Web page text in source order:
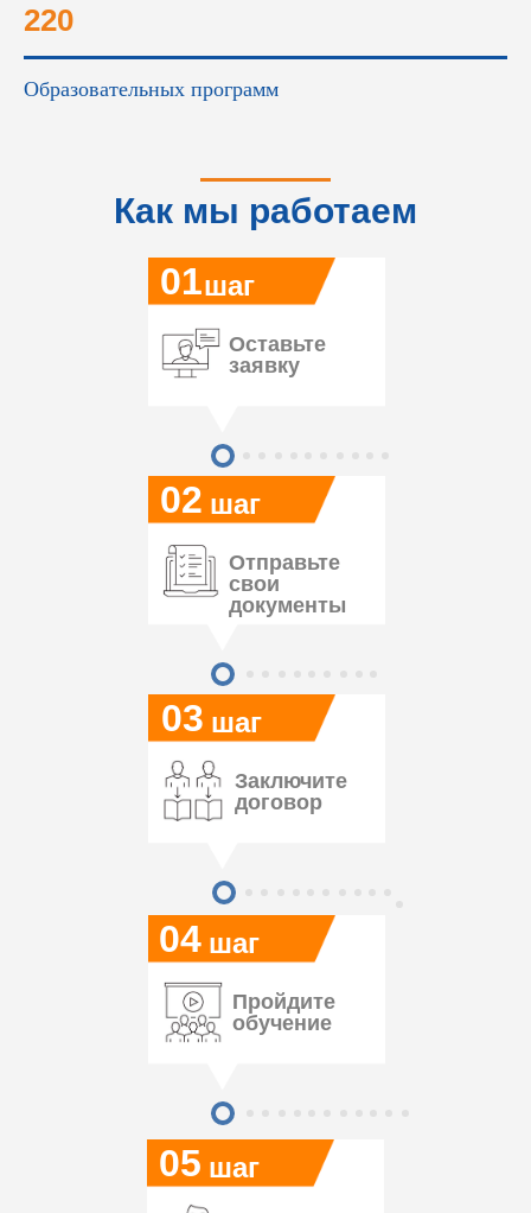
220
Образовательных программ
Как мы работаем
05
04
03
02
01
Оставьте
заявку
шаг
шаг
шаг
шаг
шаг
Отправьте
свои
документы
Заключите
договор
Пройдите
обучение